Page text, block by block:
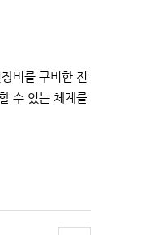
비를 구비한 전
수 있는 체계를